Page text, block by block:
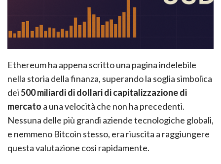
Ethereum ha appena scritto una pagina indelebile
nella storia della finanza, superando la soglia simbolica
dei500 miliardi di dollari di capitalizzazione di
mercato a una velocità che non ha precedenti.
Nessuna delle più grandi aziende tecnologiche globali,
e nemmeno Bitcoin stesso, era riuscita a raggiungere
questa valutazione così rapidamente.